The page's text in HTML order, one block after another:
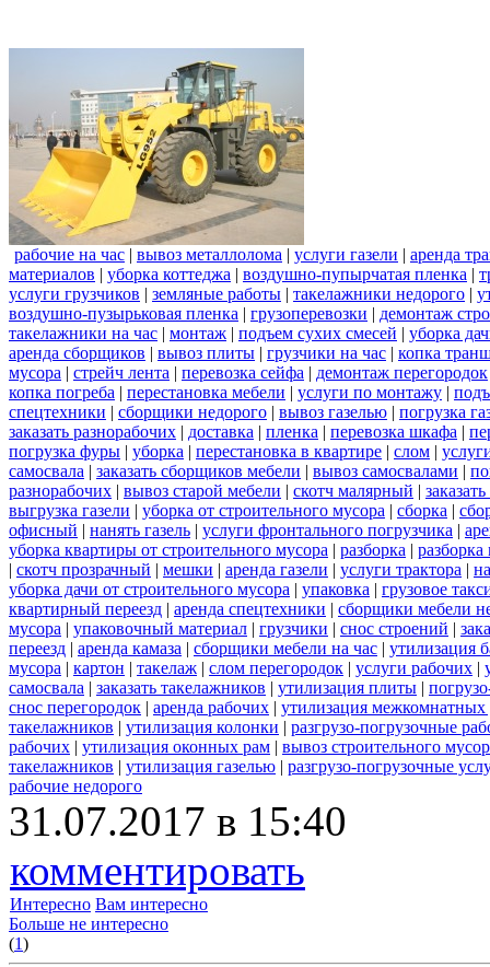
рабочие на час | вывоз металлолома | услуги газели | аренда
материалов | уборка коттеджа | воздушно-пупырчатая пленка |
услуги грузчиков | земляные работы | такелажники недорого |
воздушно-пузырьковая пленка | грузоперевозки | демонтаж
такелажники на час | монтаж | подъем сухих смесей | уборка
аренда сборщиков | вывоз плиты | грузчики на час | копка
мусора | стрейч лента | перевозка сейфа | демонтаж перегородок
копка погреба | перестановка мебели | услуги по монтажу |
спецтехники | сборщики недорого | вывоз газелью | погрузка
заказать разнорабочих | доставка | пленка | перевозка шкафа |
погрузка фуры | уборка | перестановка в квартире | слом |
самосвала | заказать сборщиков мебели | вывоз самосвалами |
разнорабочих | вывоз старой мебели | скотч малярный |
выгрузка газели | уборка от строительного мусора | сборка |
офисный | нанять газель | услуги фронтального погрузчика |
уборка квартиры от строительного мусора | разборка |
| скотч прозрачный | мешки | аренда газели | услуги трактора |
уборка дачи от строительного мусора | упаковка | грузовое
квартирный переезд | аренда спецтехники | сборщики мебели
мусора | упаковочный материал | грузчики | снос строений |
переезд | аренда камаза | сборщики мебели на час | утилизация
мусора | картон | такелаж | слом перегородок | услуги рабочих |
самосвала | заказать такелажников | утилизация плиты |
снос перегородок | аренда рабочих | утилизация межкомнатных
такелажников | утилизация колонки | разгрузо-погрузочные
рабочих | утилизация оконных рам | вывоз строительного
такелажников | утилизация газелью | разгрузо-погрузочные
рабочие недорого
31.07.2017 в 15:40
комментировать
Интересно Вам интересно
Больше не интересно
(1)